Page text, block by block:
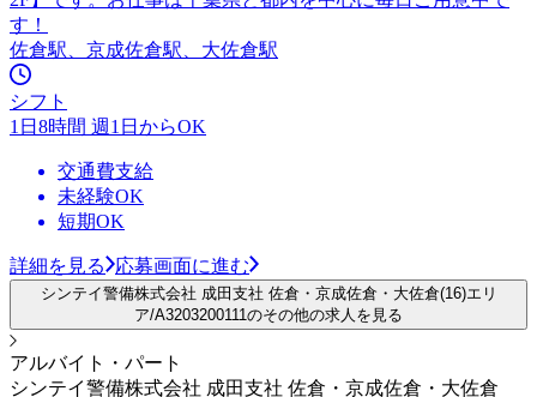
す！
佐倉駅、京成佐倉駅、大佐倉駅
シフト
1日8時間 週1日からOK
交通費支給
未経験OK
短期OK
詳細を見る 応募画面に進む
シンテイ警備株式会社 成田支社 佐倉・京成佐倉・大佐倉(16)エリ
ア/A3203200111のその他の求人を見る
アルバイト・パート
シンテイ警備株式会社 成田支社 佐倉・京成佐倉・大佐倉